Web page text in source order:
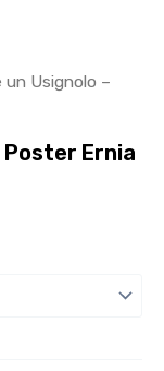
Usignolo –
Poster Ernia